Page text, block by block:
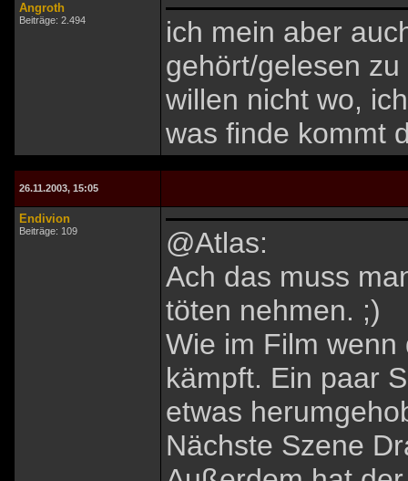
Angroth
Beiträge: 2.494
ich mein aber
gehört/gelesen
willen nicht wo,
was finde kommt
26.11.2003, 15:05
Endivion
Beiträge: 109
@Atlas:
Ach das muss
töten nehmen. ;)
Wie im Film
kämpft. Ein paar
etwas
Nächste Szene